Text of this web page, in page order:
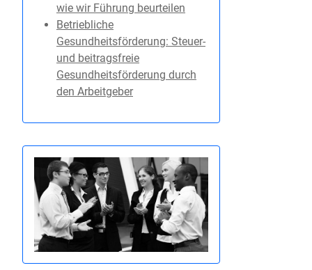
wie wir Führung beurteilen
Betriebliche
Gesundheitsförderung: Steuer-
und beitragsfreie
Gesundheitsförderung durch
den Arbeitgeber